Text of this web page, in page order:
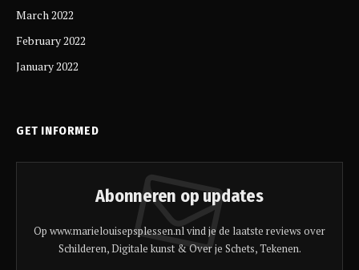
March 2022
February 2022
January 2022
GET INFORMED
Abonneren op updates
Op www.marielouisepsplessen.nl vind je de laatste reviews over
Schilderen, Digitale kunst & Over je Schets, Tekenen.